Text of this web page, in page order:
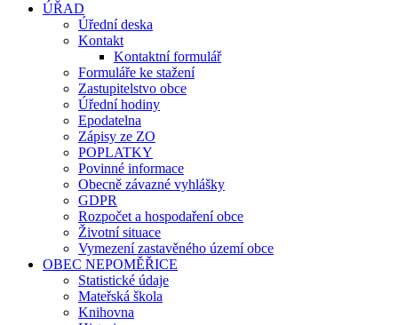
ÚŘAD
Úřední deska
Kontakt
Kontaktní formulář
Formuláře ke stažení
Zastupitelstvo obce
Úřední hodiny
Epodatelna
Zápisy ze ZO
POPLATKY
Povinné informace
Obecně závazné vyhlášky
GDPR
Rozpočet a hospodaření obce
Životní situace
Vymezení zastavěného území obce
OBEC NEPOMĚŘICE
Statistické údaje
Mateřská škola
Knihovna